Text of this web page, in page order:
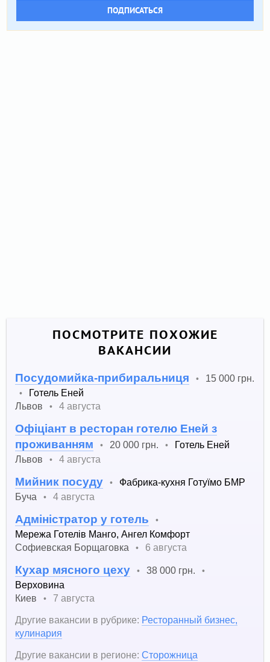
ПОДПИСАТЬСЯ
ПОСМОТРИТЕ ПОХОЖИЕ
ВАКАНСИИ
Посудомийка-прибиральниця • 15 000 грн.
•
Готель Еней
Львов
• 4 августа
Офіціант в ресторан готелю Еней з
проживанням
• 20 000 грн. •
Готель Еней
Львов
• 4 августа
Мийник посуду •
Фабрика-кухня Готуїмо БМР
Буча
• 4 августа
Адміністратор у готель •
Мережа Готелів Манго, Ангел Комфорт
Софиевская Борщаговка
• 6 августа
Кухар мясного цеху • 38 000 грн. •
Верховина
Киев
•
7 августа
Другие вакансии в рубрике: Ресторанный бизнес,
кулинария
Другие вакансии в регионе: Сторожница